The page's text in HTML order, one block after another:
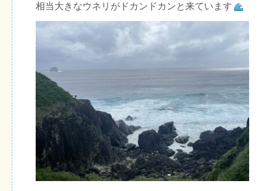
相当大きなウネリがドカンドカンと来ています